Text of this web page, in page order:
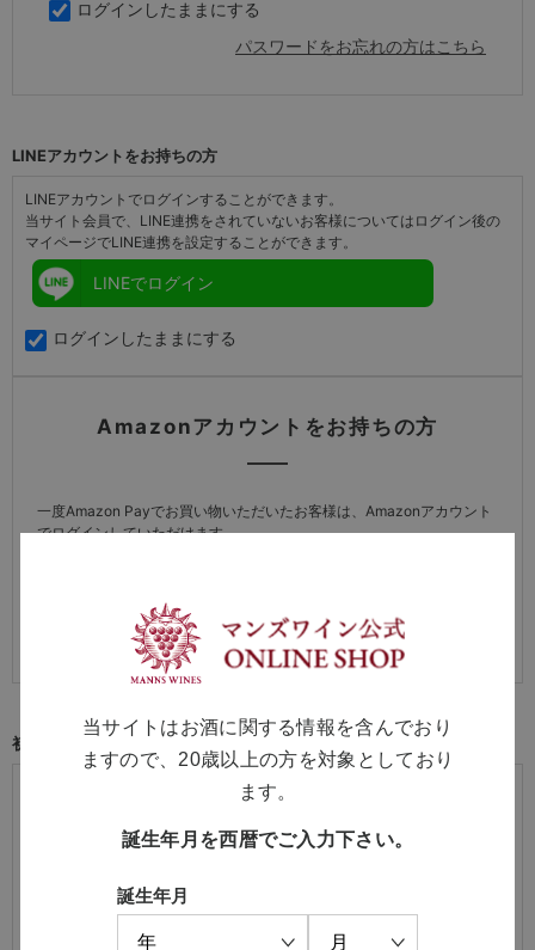
ログインしたままにする
パスワードをお忘れの方はこちら
LINEアカウントをお持ちの方
LINEアカウントでログインすることができます。
当サイト会員で、LINE連携をされていないお客様についてはログイン後の
マイページでLINE連携を設定することができます。
LINEでログイン
ログインしたままにする
Amazonアカウントをお持ちの方
一度Amazon Payでお買い物いただいたお客様は、Amazonアカウント
でログインしていただけます。
初めてご利用の方・会員以外の方
初めてご利用のお客様は、こちらから会員登録を行ってくださ
メールアドレスとパスワードを登録しておくと便利にお買い物が
当サイトはお酒に関する情報を含んでおり
ますので、20歳以上の方を対象としており
ます。
誕生年月を西暦でご入力下さい。
誕生年月